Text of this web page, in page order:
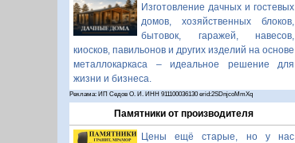
Изготовление дачных и гостевых
домов, хозяйственных блоков,
бытовок, гаражей, навесов,
киосков, павильонов и других изделий на основе
металлокаркаса – идеальное решение для
жизни и бизнеса.
Реклама: ИП Седов О. И. ИНН 911100036130 erid:2SDnjcoMmXq
Памятники от производителя
Цены ещё старые, но у нас